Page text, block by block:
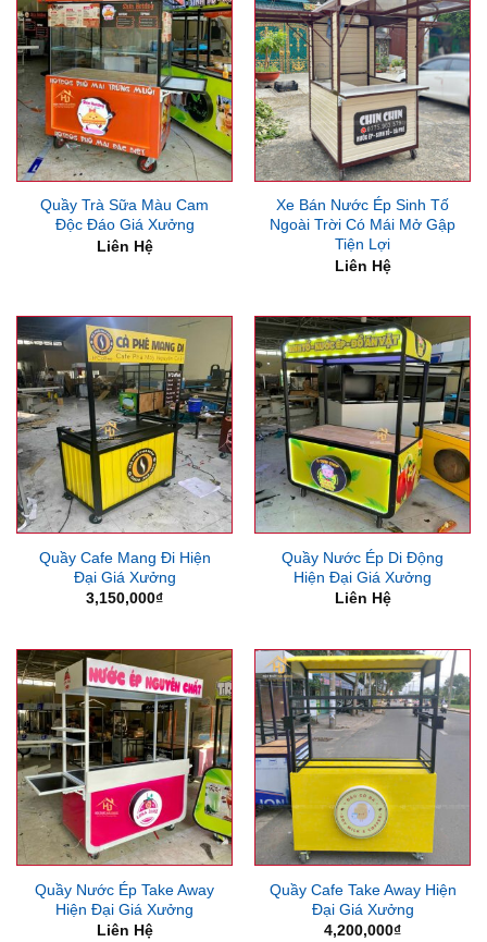
Quầy Trà Sữa Màu Cam
Độc Đáo Giá Xưởng
Liên Hệ
Xe Bán Nước Ép Sinh Tố
Ngoài Trời Có Mái Mở Gập
Tiện Lợi
Liên Hệ
Quầy Cafe Mang Đi Hiện
Đại Giá Xưởng
3,150,000₫
Quầy Nước Ép Di Động
Hiện Đại Giá Xưởng
Liên Hệ
Quầy Nước Ép Take Away
Hiện Đại Giá Xưởng
Liên Hệ
Quầy Cafe Take Away Hiện
Đại Giá Xưởng
4,200,000₫